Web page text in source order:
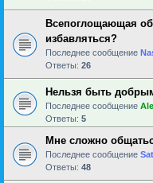
Всепоглощающая
избавляться?
Последнее сообщение
Ответы: 26
Нельзя быть
Последнее сообщение
Ответы: 5
Мне сложно
Последнее сообщение
Ответы: 48